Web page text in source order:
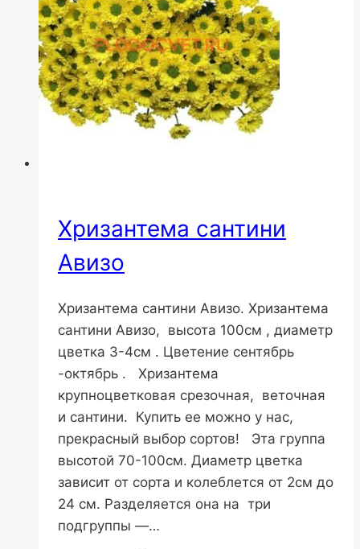
Хризантема сантини
Авизо
Хризантема сантини Авизо. Хризантема
сантини Авизо, высота 100см , диаметр
цветка 3-4см . Цветение сентябрь
-октябрь . Хризантема
крупноцветковая срезочная, веточная
и сантини. Купить ее можно у нас,
прекрасный выбор сортов! Эта группа
высотой 70-100см. Диаметр цветка
зависит от сорта и колеблется от 2см до
24 см. Разделяется она на три
подгруппы —…